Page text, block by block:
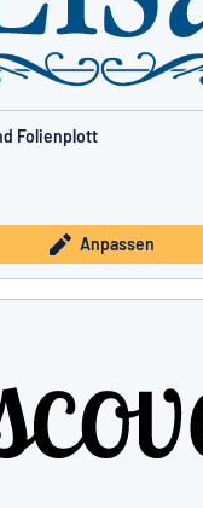
Folienplott
Anpassen